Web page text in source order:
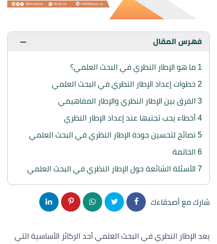
فهرس المقال
1 ما هو الإطار النظري في البحث العلمي؟
2 خطوات إعداد الإطار النظري في البحث العلمي
3 الفرق بين الإطار النظري والإطار المفاهيمي
4 أخطاء يجب تجنبها عند إعداد الإطار النظري
5 نصائح لتحسين جودة الإطار النظري في البحث العلمي
6 الخاتمة
7 الأسئلة الشائعة حول الإطار النظري في البحث العلمي
شارك مع أصدقاءك
يعد الإطار النظري في البحث العلمي أحد الركائز الأساسية التي